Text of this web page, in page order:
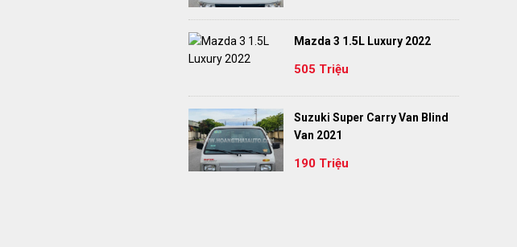
Mazda 3 1.5L Luxury 2022
505 Triệu
Suzuki Super Carry Van Blind
Van 2021
190 Triệu